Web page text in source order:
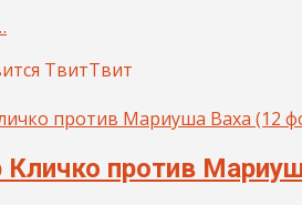
ТвитТвит
против